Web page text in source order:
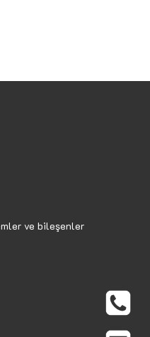
ve bileşenler